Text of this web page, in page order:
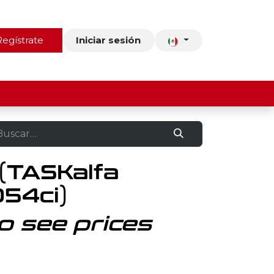
Contacto Iniciar sesión
see prices